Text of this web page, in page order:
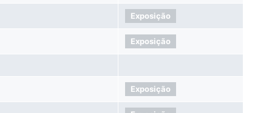
Exposição
Exposição
Exposição